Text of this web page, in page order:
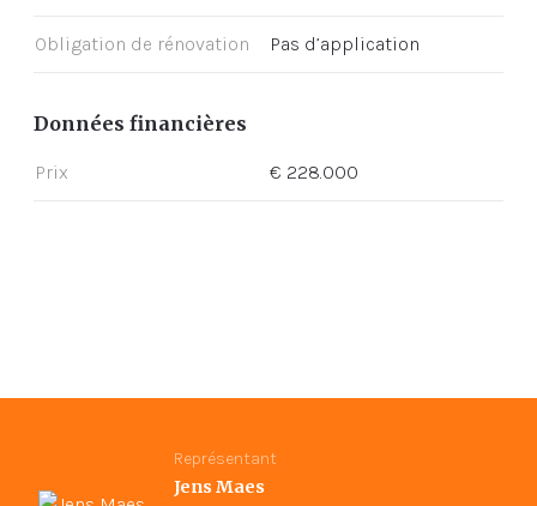
Obligation de rénovation Pas d’application
Données financières
Prix € 228.000
Représentant
Jens Maes